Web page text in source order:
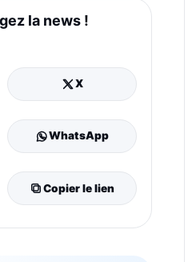
la news !
X
WhatsApp
Copier le lien